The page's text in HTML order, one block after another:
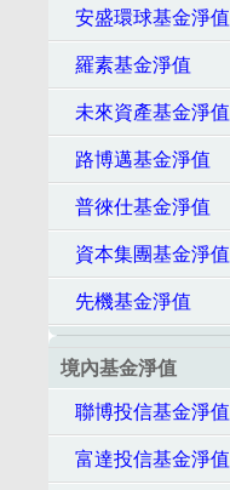
安盛環球基金淨值
羅素基金淨值
未來資產基金淨值
路博邁基金淨值
普徠仕基金淨值
資本集團基金淨值
先機基金淨值
境內基金淨值
聯博投信基金淨值
富達投信基金淨值